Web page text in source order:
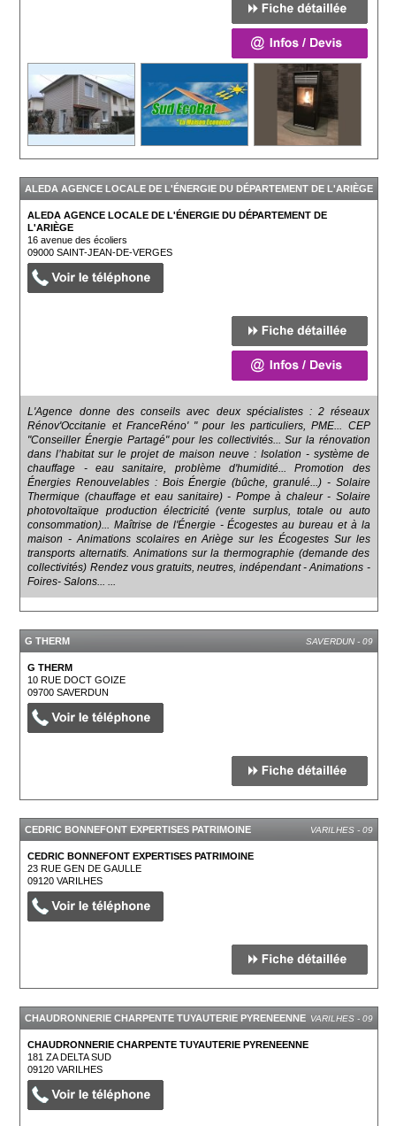
ALEDA AGENCE LOCALE DE L'ÉNERGIE DU DÉPARTEMENT DE L'ARIÈGE
SAINT-JEAN-DE-VERGES - 09
ALEDA AGENCE LOCALE DE L'ÉNERGIE DU DÉPARTEMENT DE
L'ARIÈGE
16 avenue des écoliers
09000SAINT-JEAN-DE-VERGES
L'Agence donne des conseils avec deux spécialistes : 2 réseaux
Rénov'Occitanie et FranceRéno' " pour les particuliers, PME... CEP
"Conseiller Énergie Partagé" pour les collectivités... Sur la rénovation
dans l’habitat sur le projet de maison neuve : Isolation - système de
chauffage - eau sanitaire, problème d'humidité... Promotion des
Énergies Renouvelables : Bois Énergie (bûche, granulé...) - Solaire
Thermique (chauffage et eau sanitaire) - Pompe à chaleur - Solaire
photovoltaïque production électricité (vente surplus, totale ou auto
consommation)... Maîtrise de l'Énergie - Écogestes au bureau et à la
maison - Animations scolaires en Ariège sur les Écogestes Sur les
transports alternatifs. Animations sur la thermographie (demande des
collectivités) Rendez vous gratuits, neutres, indépendant - Animations -
Foires- Salons... ...
G THERM SAVERDUN - 09
G THERM
10 RUE DOCT GOIZE
09700SAVERDUN
CEDRIC BONNEFONT EXPERTISES PATRIMOINE VARILHES - 09
CEDRIC BONNEFONT EXPERTISES PATRIMOINE
23 RUE GEN DE GAULLE
09120VARILHES
CHAUDRONNERIE CHARPENTE TUYAUTERIE PYRENEENNE VARILHES - 09
CHAUDRONNERIE CHARPENTE TUYAUTERIE PYRENEENNE
181 ZA DELTA SUD
09120VARILHES